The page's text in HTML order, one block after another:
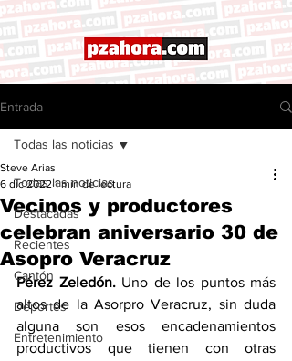
Entrada
Todas las noticias
Destacadas
Recientes
Cantón
Deportes
Entretenimiento
Todas las noticias
Vecinos y productores
celebran aniversario 30 de
Asopro Veracruz
Steve Arias
6 dic 2022 1 min de lectura
Pérez Zeledón. Uno de los puntos más
altos de la Asorpro Veracruz, sin duda
alguna son esos encadenamientos
productivos que tienen con otras